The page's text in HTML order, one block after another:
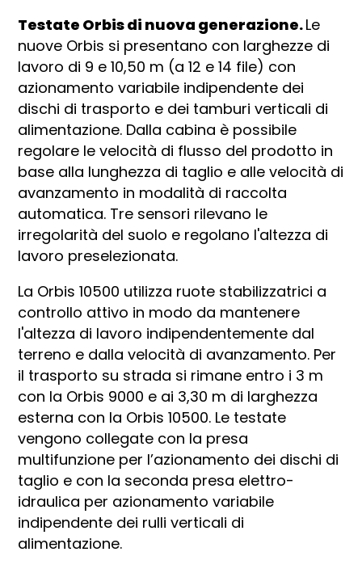
Testate Orbis di nuova generazione.Le
nuove Orbis si presentano con larghezze di
lavoro di 9 e 10,50 m (a 12 e 14 file) con
azionamento variabile indipendente dei
dischi di trasporto e dei tamburi verticali di
alimentazione. Dalla cabina è possibile
regolare le velocità di flusso del prodotto in
base alla lunghezza di taglio e alle velocità di
avanzamento in modalità di raccolta
automatica. Tre sensori rilevano le
irregolarità del suolo e regolano l'altezza di
lavoro preselezionata.
La Orbis 10500 utilizza ruote stabilizzatrici a
controllo attivo in modo da mantenere
l'altezza di lavoro indipendentemente dal
terreno e dalla velocità di avanzamento. Per
il trasporto su strada si rimane entro i 3 m
con la Orbis 9000 e ai 3,30 m di larghezza
esterna con la Orbis 10500. Le testate
vengono collegate con la presa
multifunzione per l’azionamento dei dischi di
taglio e con la seconda presa elettro-
idraulica per azionamento variabile
indipendente dei rulli verticali di
alimentazione.